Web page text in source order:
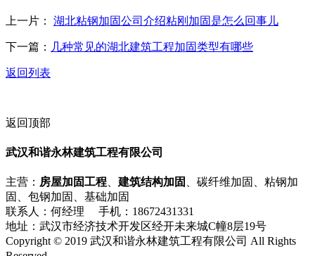
上一片： 湖北粘钢加固公司介绍粘刚加固是怎么回事儿
下一篇： 几种常见的湖北建筑工程加固类型有哪些
返回列表
返回顶部
武汉和谐永林建筑工程有限公司
主营： 房屋加固工程 建筑结构加固
、碳纤维加固、粘钢加
固、包钢加固、基础加固
联系人：何经理 手机：18672431331
地址：武汉市经济技术开发区经开未来城C幢8层19号
Copyright © 2019 武汉和谐永林建筑工程有限公司 All Rights